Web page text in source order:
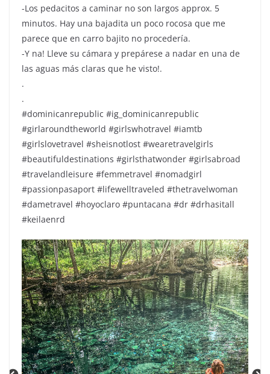
-Los pedacitos a caminar no son largos approx. 5
minutos. Hay una bajadita un poco rocosa que me
parece que en carro bajito no procedería.
-Y na! Lleve su cámara y prepárese a nadar en una de
las aguas más claras que he visto!.
.
.
#dominicanrepublic #ig_dominicanrepublic
#girlaroundtheworld #girlswhotravel #iamtb
#girlslovetravel #sheisnotlost #wearetravelgirls
#beautifuldestinations #girlsthatwonder #girlsabroad
#travelandleisure #femmetravel #nomadgirl
#passionpasaport #lifewelltraveled #thetravelwoman
#dametravel #hoyoclaro #puntacana #dr #drhasitall
#keilaenrd
de